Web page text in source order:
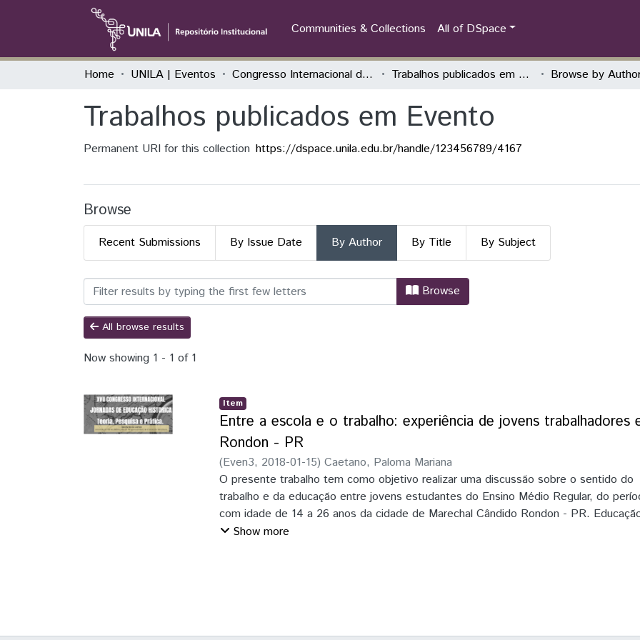
Communities & Collections All of DSpace
Home UNILA | Eventos Congresso Internacional das Jornadas de Educação História - Teoria, Pesquisa e Prática Trabalhos publicados em Evento Browse by
Trabalhos publicados em Evento
Permanent URI for this collection https://dspace.unila.edu.br/handle/123456789/4167
Browse
Recent Submissions By Issue Date By Author By Title By Subject
Browsing Trabalhos publicados em Evento by Author
Browse
All browse results
Now showing 1 - 1 of 1
Item
Entre a escola e o trabalho: experiência de jovens trabalhadores
Rondon - PR
(Even3, 2018-01-15) Caetano, Paloma Mariana
O presente trabalho tem como objetivo realizar uma discussão sobre o sentido do
trabalho e da educação entre jovens estudantes do Ensino Médio Regular, do
com idade de 14 a 26 anos da cidade de Marechal Cândido Rondon - PR.
são duas dimensões de uma mesma experiência social que compõe a vida de
sociocultural aplicados com alunos da rede pública de ensino, ambas realizadas
Show more